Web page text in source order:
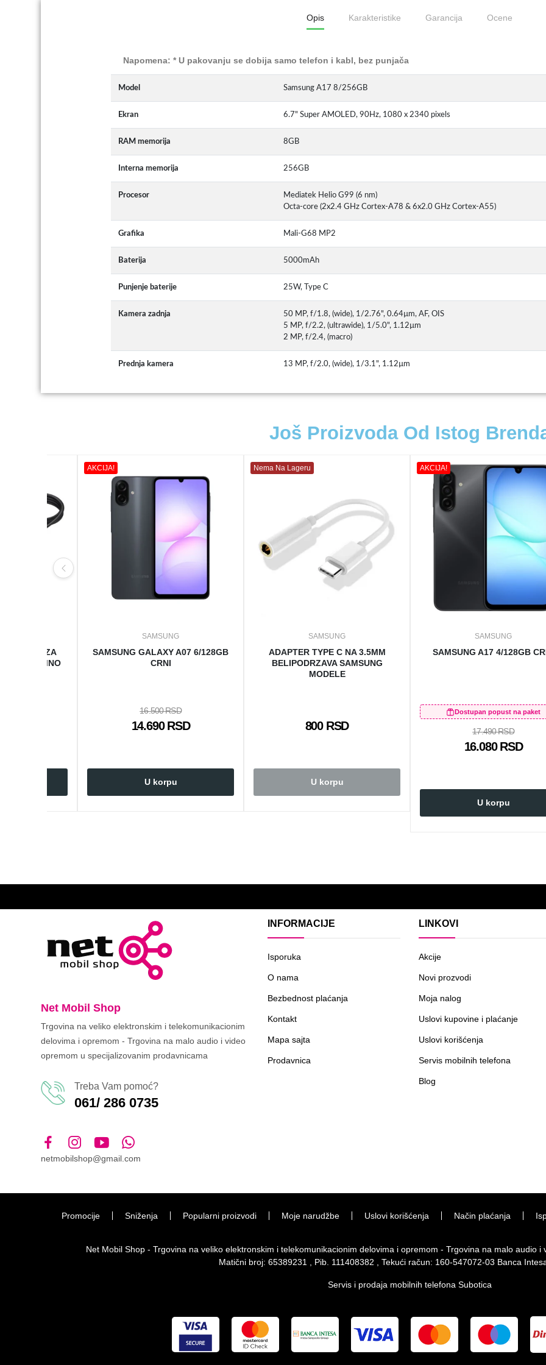
Opis Karakteristike Garancija Ocene
Napomena: * U pakovanju se dobija samo telefon i kabl, bez punjača
Model Samsung A17 8/256GB
Ekran 6.7" Super AMOLED, 90Hz, 1080 x 2340 pixels
RAM memorija 8GB
Interna memorija 256GB
Procesor
Mediatek Helio G99 (6 nm)
Octa-core (2x2.4 GHz Cortex-A78 & 6x2.0 GHz Cortex-A55)
Grafika Mali-G68 MP2
Baterija 5000mAh
Punjenje baterije 25W, Type C
Kamera zadnja
50 MP, f/1.8, (wide), 1/2.76", 0.64µm, AF, OIS
5 MP, f/2.2, (ultrawide), 1/5.0", 1.12µm
2 MP, f/2.4, (macro)
Prednja kamera 13 MP, f/2.0, (wide), 1/3.1", 1.12µm
Još Proizvoda Od Istog
PUNJA ZA
25W TAMNO
AKCIJA!
SAMSUNG
SAMSUNG GALAXY A07 6/128GB
CRNI
16.500 RSD
14.690 RSD
U korpu
Nema Na Lageru
SAMSUNG
ADAPTER TYPE C NA 3.5MM
BELIPODRZAVA SAMSUNG
MODELE
800 RSD
U korpu
AKCIJA!
SAMSUNG
SAMSUNG A17 4/128GB
Dostupan popust na paket
17.490 RSD
16.080 RSD
U korpu
Net Mobil Shop
Trgovina na veliko elektronskim i telekomunikacionim
delovima i opremom - Trgovina na malo audio i video
opremom u specijalizovanim prodavnicama
Treba Vam pomoć?
061/ 286 0735
netmobilshop@gmail.com
INFORMACIJE
Isporuka
O nama
Bezbednost plaćanja
Kontakt
Mapa sajta
Prodavnica
LINKOVI
Akcije
Novi prozvodi
Moja nalog
Uslovi kupovine i plaćanje
Uslovi korišćenja
Servis mobilnih telefona
Blog
Promocije Sniženja Popularni proizvodi Moje narudžbe Uslovi korišćenja Način plaćanja
Net Mobil Shop - Trgovina na veliko elektronskim i telekomunikacionim delovima i opremom - Trgovina na malo audio
Matični broj: 65389231 , Pib. 111408382 , Tekući račun: 160-547072-03 Banca
Servis i prodaja mobilnih telefona Subotica